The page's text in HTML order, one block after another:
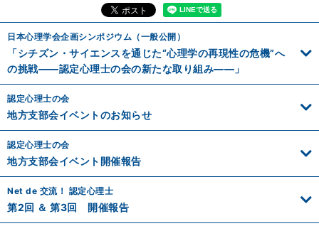
日本心理学会企画シンポジウム（一般公開）
「シチズン・サイエンスを通じた“心理学の再現性の危機”へ
の挑戦――認定心理士の会の新たな取り組み――」
認定心理士の会
地方支部会イベントのお知らせ
認定心理士の会
地方支部会イベント開催報告
Net de 交流！ 認定心理士
第2回 ＆ 第3回 開催報告